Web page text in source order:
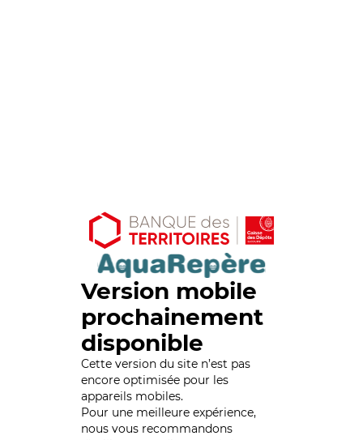
Version mobile
prochainement
disponible
Cette version du site n’est pas
encore optimisée pour les
appareils mobiles.
Pour une meilleure expérience,
nous vous recommandons